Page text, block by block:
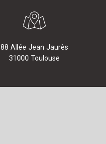
88 Allée Jean Jaurès
31000 Toulouse